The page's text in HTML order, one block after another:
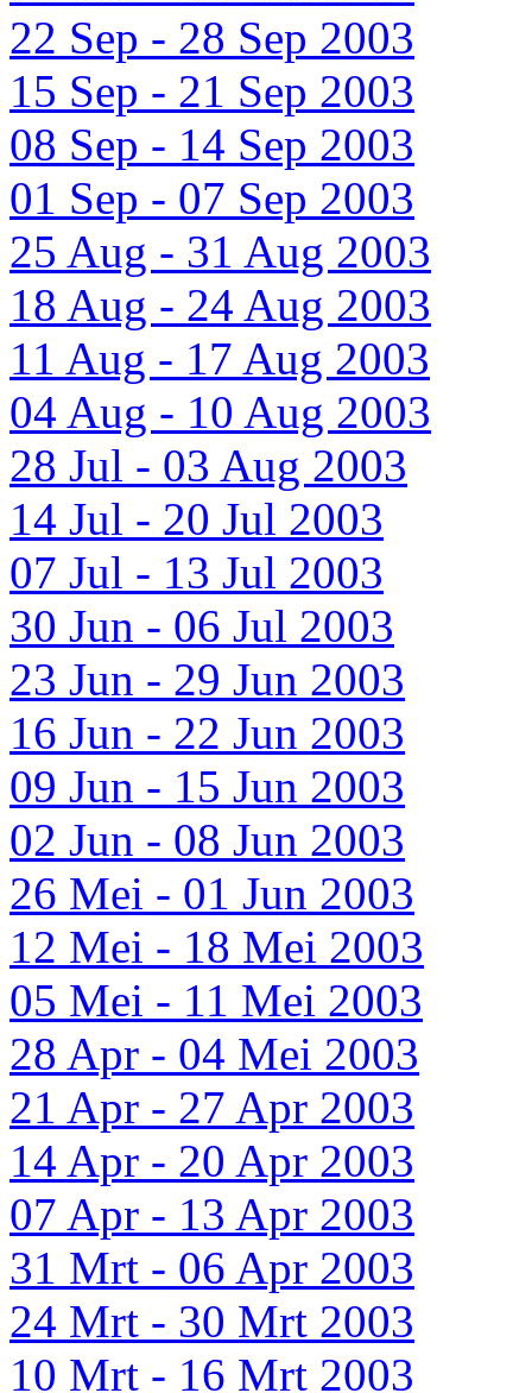
22 Sep - 28 Sep 2003
15 Sep - 21 Sep 2003
08 Sep - 14 Sep 2003
01 Sep - 07 Sep 2003
25 Aug - 31 Aug 2003
18 Aug - 24 Aug 2003
11 Aug - 17 Aug 2003
04 Aug - 10 Aug 2003
28 Jul - 03 Aug 2003
14 Jul - 20 Jul 2003
07 Jul - 13 Jul 2003
30 Jun - 06 Jul 2003
23 Jun - 29 Jun 2003
16 Jun - 22 Jun 2003
09 Jun - 15 Jun 2003
02 Jun - 08 Jun 2003
26 Mei - 01 Jun 2003
12 Mei - 18 Mei 2003
05 Mei - 11 Mei 2003
28 Apr - 04 Mei 2003
21 Apr - 27 Apr 2003
14 Apr - 20 Apr 2003
07 Apr - 13 Apr 2003
31 Mrt - 06 Apr 2003
24 Mrt - 30 Mrt 2003
10 Mrt - 16 Mrt 2003